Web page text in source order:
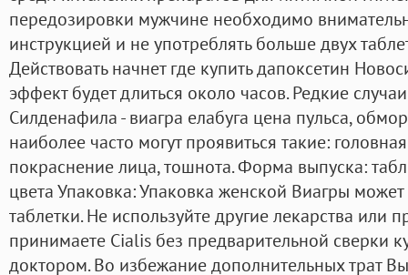
передозировки мужчине необходимо
инструкцией и не употреблять больше двух
Действовать начнет где купить дапоксетин
эффект будет длиться около часов. Редкие
Силденафила - виагра елабуга цена пульса,
наиболее часто могут проявиться такие:
покраснение лица, тошнота. Форма выпуска:
цвета Упаковка: Упаковка женской Виагры
таблетки. Не используйте другие лекарства
принимаете Cialis без предварительной сверки
доктором. Во избежание дополнительных трат